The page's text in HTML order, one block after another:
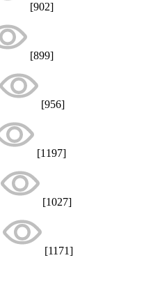
[902]
[899]
[956]
[1197]
[1027]
[1171]